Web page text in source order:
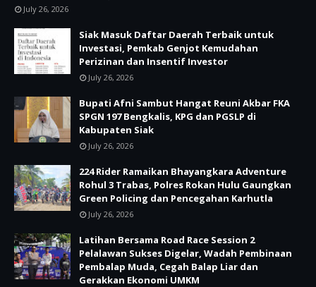
July 26, 2026
Siak Masuk Daftar Daerah Terbaik untuk
Investasi, Pemkab Genjot Kemudahan
Perizinan dan Insentif Investor
July 26, 2026
Bupati Afni Sambut Hangat Reuni Akbar FKA
SPGN 197 Bengkalis, KPG dan PGSLP di
Kabupaten Siak
July 26, 2026
224 Rider Ramaikan Bhayangkara Adventure
Rohul 3 Trabas, Polres Rokan Hulu Gaungkan
Green Policing dan Pencegahan Karhutla
July 26, 2026
Latihan Bersama Road Race Session 2
Pelalawan Sukses Digelar, Wadah Pembinaan
Pembalap Muda, Cegah Balap Liar dan
Gerakkan Ekonomi UMKM